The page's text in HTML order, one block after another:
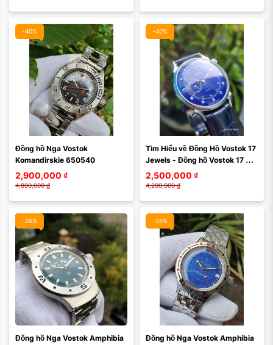
-40%
Đồng hồ Nga Vostok
Komandirskie 650540
2,900,000 ₫
4,800,000 ₫
-40%
Tìm Hiểu về Đồng Hồ Vostok 17
Jewels - Đồng hồ Vostok 17
jewels 581591
2,500,000 ₫
4,200,000 ₫
-26%
Đồng hồ Nga Vostok Amphibia
-26%
Đồng hồ Nga Vostok Amphibia